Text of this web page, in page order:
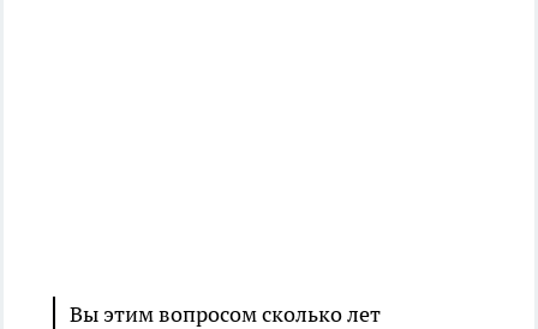
Вы этим вопросом сколько лет